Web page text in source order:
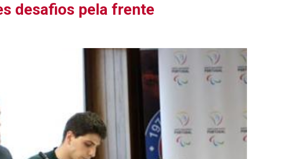
desafios pela frente